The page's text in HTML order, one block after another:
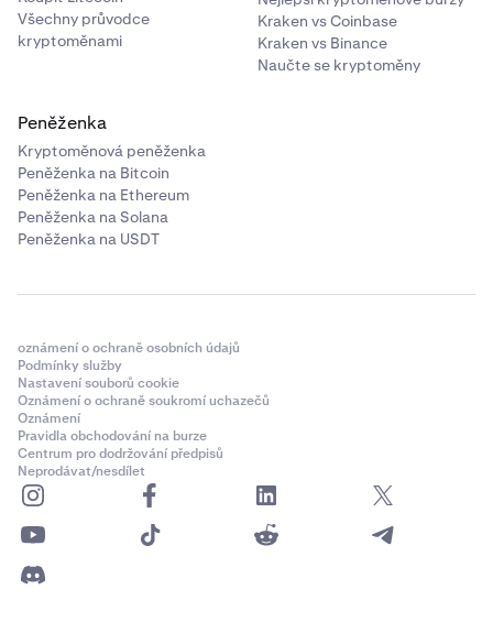
Všechny průvodce
kryptoměnami
Kraken vs Coinbase
Kraken vs Binance
Naučte se kryptoměny
Peněženka
Kryptoměnová peněženka
Peněženka na Bitcoin
Peněženka na Ethereum
Peněženka na Solana
Peněženka na USDT
oznámení o ochraně osobních údajů
Podmínky služby
Nastavení souborů cookie
Oznámení o ochraně soukromí uchazečů
Oznámení
Pravidla obchodování na burze
Centrum pro dodržování předpisů
Neprodávat/nesdílet